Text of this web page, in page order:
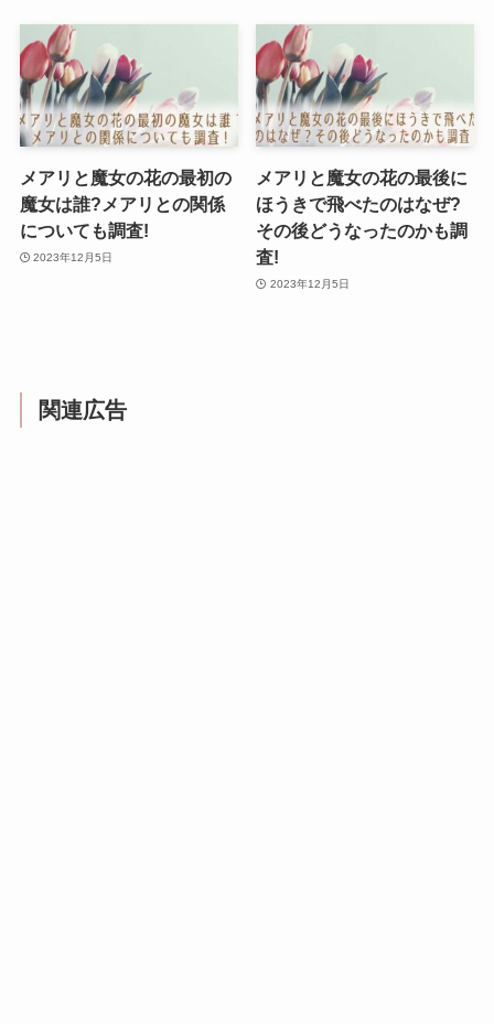
メアリと魔女の花の最初の
魔女は誰?メアリとの関係
についても調査!
2023年12月5日
メアリと魔女の花の最後に
ほうきで飛べたのはなぜ?
その後どうなったのかも調
査!
2023年12月5日
関連広告